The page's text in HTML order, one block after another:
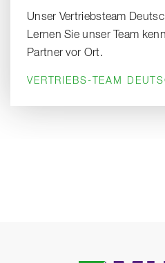
Unser Vertriebsteam
Lernen Sie unser Team
Partner vor Ort.
VERTRIEBS-TEAM